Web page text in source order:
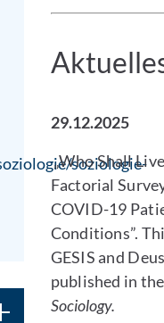
soziologie-
29.12.2025
„Who Shall
Factorial
COVID-19
Conditions”.
GESIS and
published in the
Sociology.